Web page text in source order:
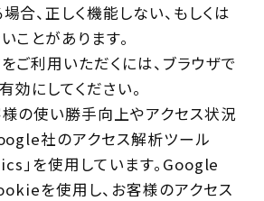
合、正しく機能しない、もしくは
ことがあります。
ご利用いただくには、ブラウザで
にしてください。
の使い勝手向上やアクセス状況
社のアクセス解析ツール
」を使用しています。Google
を使用し、お客様のアクセス